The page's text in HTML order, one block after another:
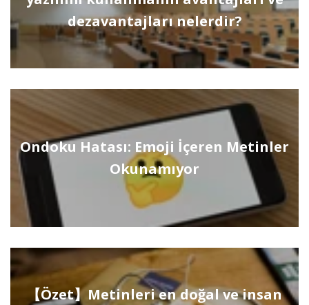
dezavantajları nelerdir?
Ondoku Hatası: Emoji İçeren Metinler
Okunamıyor
【Özet】Metinleri en doğal ve insan